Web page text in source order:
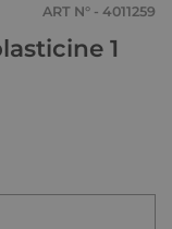
ART N° - 4011259
1